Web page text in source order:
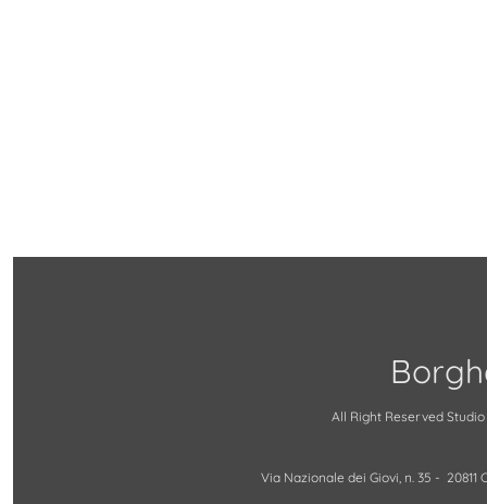
All Right Reserved Studio
Via Nazionale dei Giovi, n. 35 -